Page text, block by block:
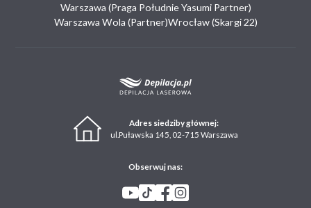
Warszawa (Praga Południe Yasumi Partner)
Warszawa Wola (Partner)Wrocław (Skargi 22)
Adres siedziby głównej:
ul.Puławska 145, 02-715 Warszawa
Obserwuj nas: